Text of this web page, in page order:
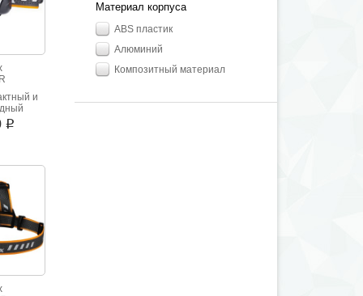
и
i
Материал корпуса
ABS пластик
Алюминий
Композитный материал